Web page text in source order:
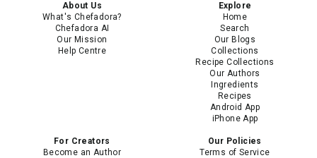
About Us
What's Chefadora?
Chefadora AI
Our Mission
Help Centre
Explore
Home
Search
Our Blogs
Collections
Recipe Collections
Our Authors
Ingredients
Recipes
Android App
iPhone App
For Creators
Become an Author
Our Policies
Terms of Service